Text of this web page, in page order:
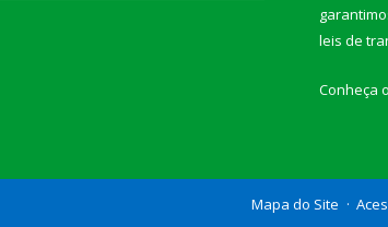
leis de
Conheça o
Mapa do Site